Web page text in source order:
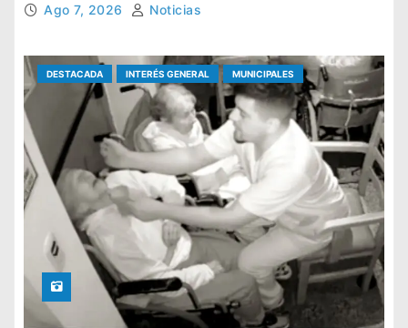
Ago 7, 2026 Noticias
DESTACADA INTERÉS GENERAL MUNICIPALES